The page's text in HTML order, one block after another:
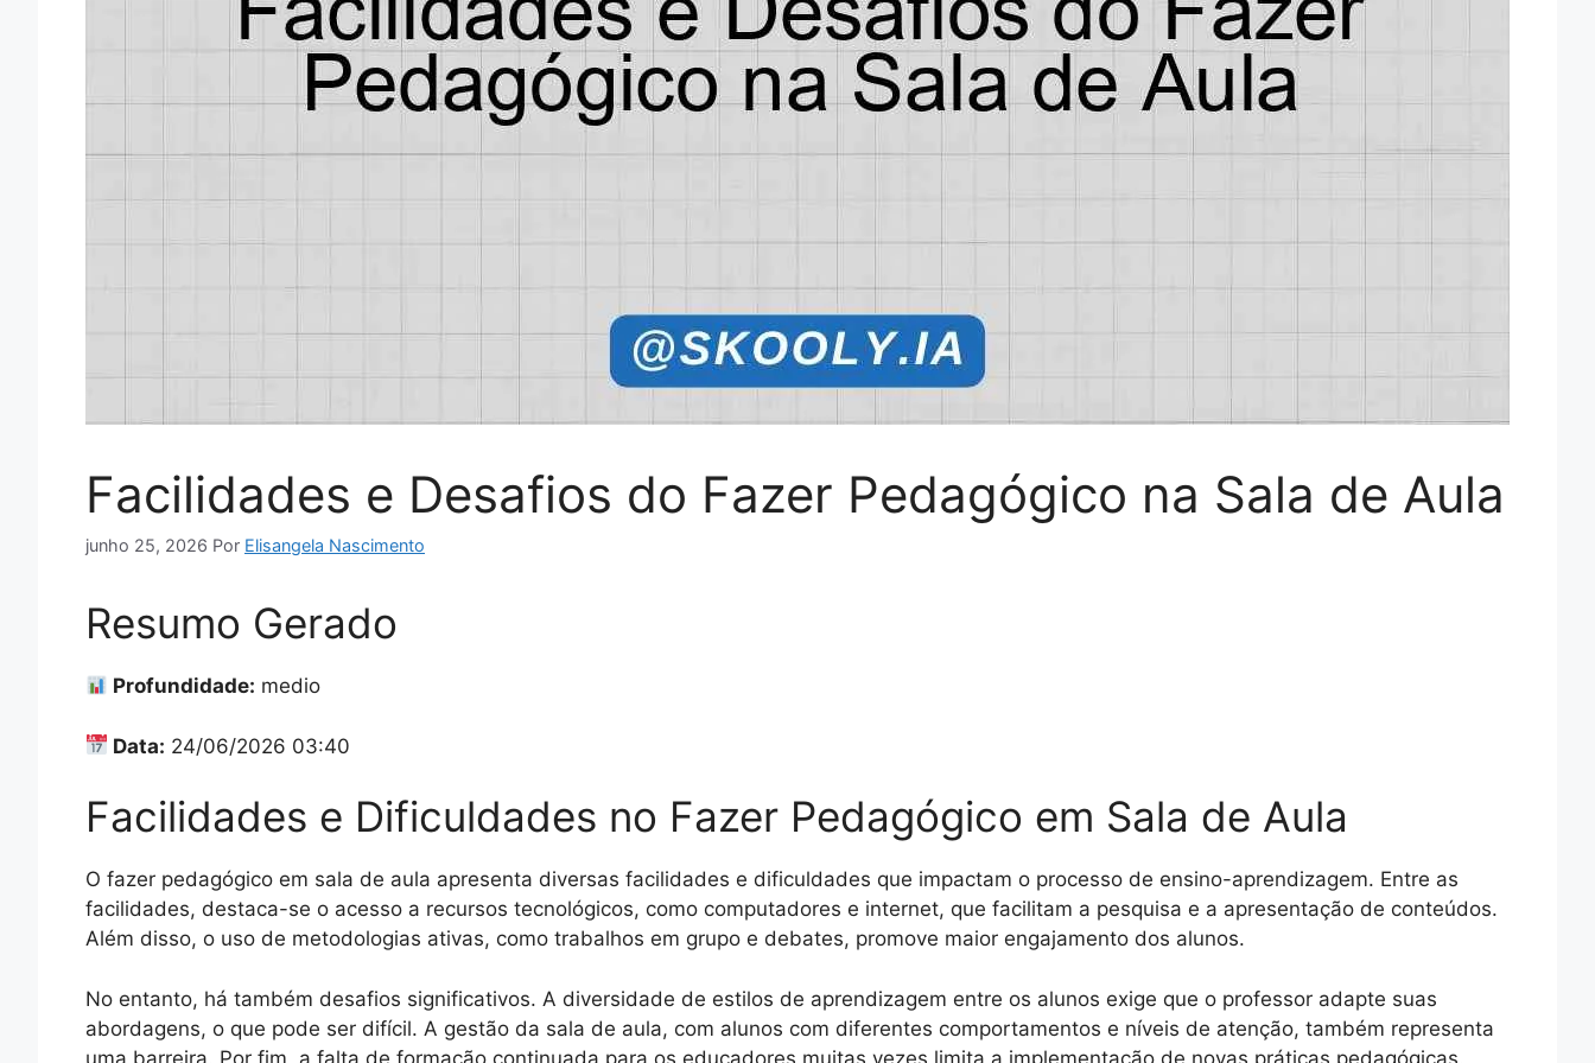
Facilidades e Desafios do Fazer Pedagógico na Sala de Aula
junho 25, 2026 Por Elisangela Nascimento
Resumo Gerado
Profundidade: medio
Data: 24/06/2026 03:40
Facilidades e Dificuldades no Fazer Pedagógico em Sala de Aula
O fazer pedagógico em sala de aula apresenta diversas facilidades e dificuldades que impactam o processo de ensino-aprendizagem. Entre as
facilidades, destaca-se o acesso a recursos tecnológicos, como computadores e internet, que facilitam a pesquisa e a apresentação de conteúdos.
Além disso, o uso de metodologias ativas, como trabalhos em grupo e debates, promove maior engajamento dos alunos.
No entanto, há também desafios significativos. A diversidade de estilos de aprendizagem entre os alunos exige que o professor adapte suas
abordagens, o que pode ser difícil. A gestão da sala de aula, com alunos com diferentes comportamentos e níveis de atenção, também representa
uma barreira. Por fim, a falta de formação continuada para os educadores muitas vezes limita a implementação de novas práticas pedagógicas.